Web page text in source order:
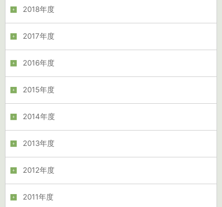
2018年度
2017年度
2016年度
2015年度
2014年度
2013年度
2012年度
2011年度